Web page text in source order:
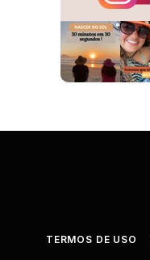
TERMOS DE USO